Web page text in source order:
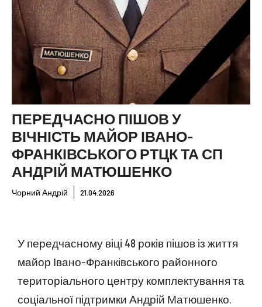
ПЕРЕДЧАСНО ПІШОВ У
ВІЧНІСТЬ МАЙОР ІВАНО-
ФРАНКІВСЬКОГО РТЦК ТА СП
АНДРІЙ МАТЮШЕНКО
Чорний Андрій 21.04.2026
У передчасному віці 48 років пішов із життя
майор Івано-Франківського районного
територіального центру комплектування та
соціальної підтримки Андрій Матюшенко.